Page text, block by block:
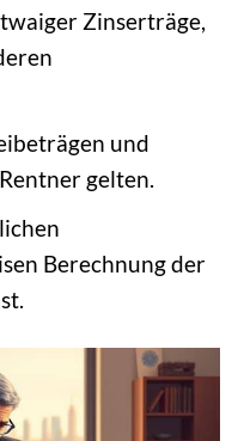
Zinserträge,
und
gelten.
Berechnung der